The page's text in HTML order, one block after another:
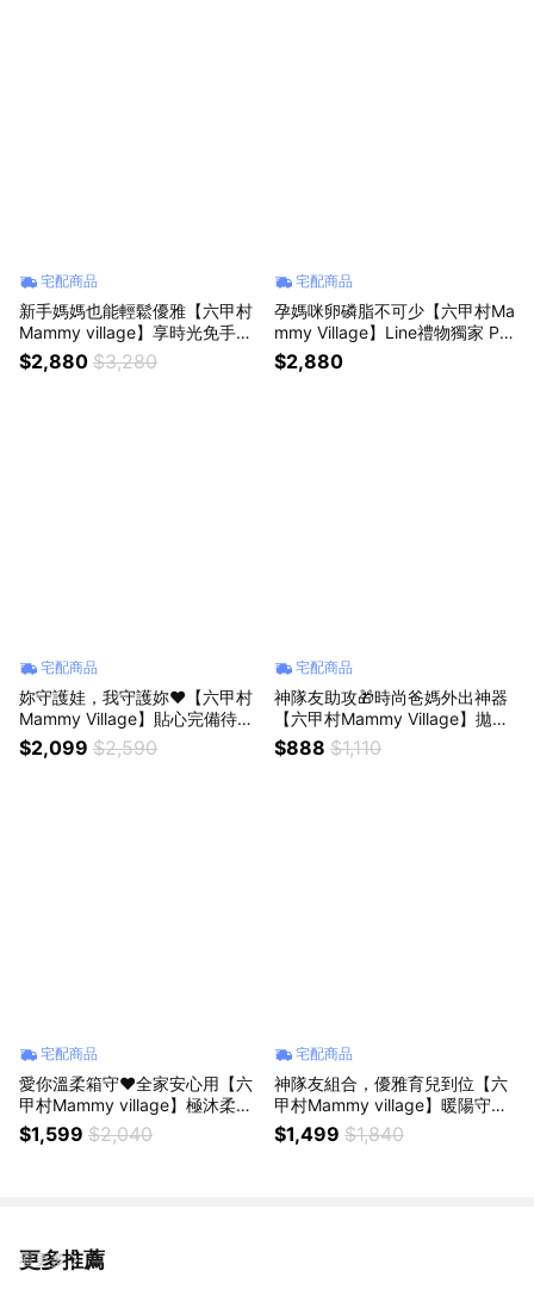
宅配商品
新手媽媽也能輕鬆優雅【六甲村
Mammy village】享時光免手持
電動吸乳器｜心意禮盒+暖心小
卡 新手媽咪 輕鬆哺乳 月子中心
$2,880 $3,280
宅配商品
孕媽咪卵磷脂不可少【六甲村Ma
mmy Village】Line禮物獨家 Po
wder Power 德國非基改大豆卵
磷脂+送母乳保鮮袋 ｜心意提袋
$2,880
宅配商品
妳守護娃，我守護妳❤️【六甲村
Mammy Village】貼心完備待產
包+卵磷脂 加贈短袖圓領純棉包
屁衣｜附暖心祝福卡 孕媽咪必備
$2,099 $2,590
宅配商品
神隊友助攻🎁時尚爸媽外出神器
【六甲村Mammy Village】拋棄
式奶瓶豪華全配組｜附暖心祝福
卡 彌月禮 新生禮 旅行好自在 外
$888 $1,110
宅配商品
愛你溫柔箱守❤️全家安心用【六
甲村Mammy village】極沐柔
感．EDI潤濕紙巾24入｜附暖心
祝福卡 新生兒 彌月禮 寶寶 喝奶
$1,599 $2,040
宅配商品
神隊友組合，優雅育兒到位【六
甲村Mammy village】暖陽守護
組-維生素D3滴劑+矽膠玻璃奶瓶
160ml/240ml｜新手媽咪 營養補
$1,499 $1,840
更多推薦
看更多